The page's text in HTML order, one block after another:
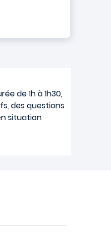
de 1h à 1h30,
des questions
situation